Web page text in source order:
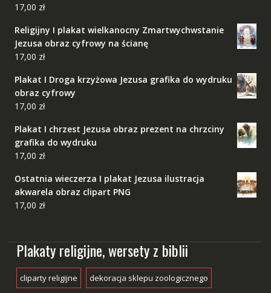
17,00 zł
Religijny I plakat wielkanocny Zmartwychwstanie
Jezusa obraz cyfrowy na ścianę
17,00 zł
Plakat I Droga krzyżowa Jezusa grafika do wydruku
obraz cyfrowy
17,00 zł
Plakat I chrzest Jezusa obraz prezent na chrzciny
grafika do wydruku
17,00 zł
Ostatnia wieczerza I plakat Jezusa ilustracja
akwarela obraz clipart PNG
17,00 zł
Plakaty religijne, wersety z biblii
cliparty religijne dekoracja sklepu zoologicznego